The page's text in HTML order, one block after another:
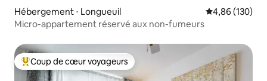
Hébergement ⋅ Longueuil Évaluation
4,86 (130)
Micro-appartement réservé aux non-fumeurs
Coups de cœur voyageurs les plus appréciés
Coup de cœur voyageurs